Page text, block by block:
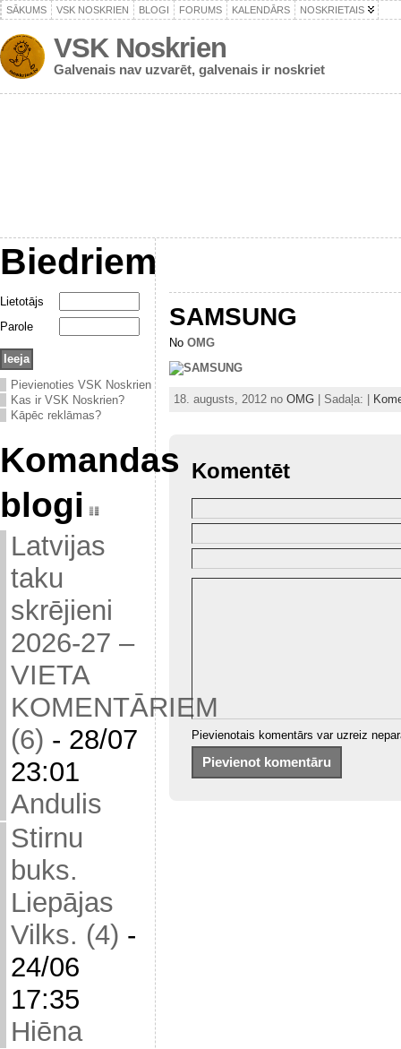
SĀKUMS VSK NOSKRIEN BLOGI FORUMS KALENDĀRS NOSKRIETAIS
VSK Noskrien
Galvenais nav uzvarēt, galvenais ir noskriet
Biedriem
Lietotājs
Parole
Pievienoties VSK Noskrien
Kas ir VSK Noskrien?
Kāpēc reklāmas?
Komandas
blogi
Latvijas
taku
skrējieni
2026-27 –
VIETA
KOMENTĀRIEM
(6) - 28/07
23:01
Andulis
Stirnu
buks.
Liepājas
Vilks. (4) -
24/06
17:35
Hiēna
SAMSUNG
No OMG
18. augusts, 2012 no OMG | Sadaļa: |
Komentēt
Pievienotais komentārs var uzreiz